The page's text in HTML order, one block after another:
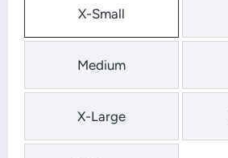
X-Small
Medium
X-Large